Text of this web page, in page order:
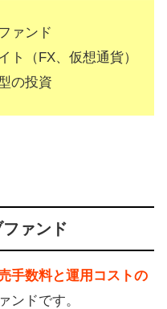
ァンド
ト（FX、仮想通貨）
の投資
ァンド
手数料と運用コストの
ンドです。